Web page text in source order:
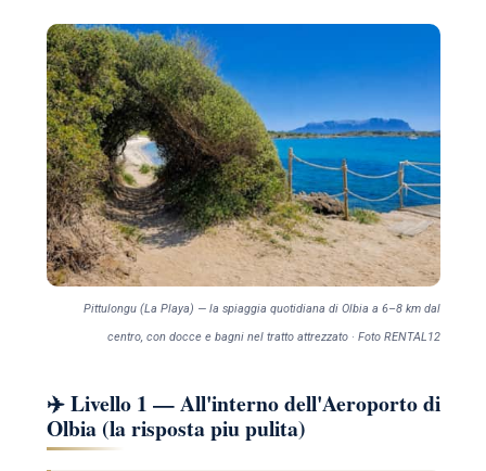
Pittulongu (La Playa) — la spiaggia quotidiana di Olbia a 6–8 km dal
centro, con docce e bagni nel tratto attrezzato · Foto RENTAL12
✈️ Livello 1 — All'interno dell'Aeroporto di
Olbia (la risposta piu pulita)